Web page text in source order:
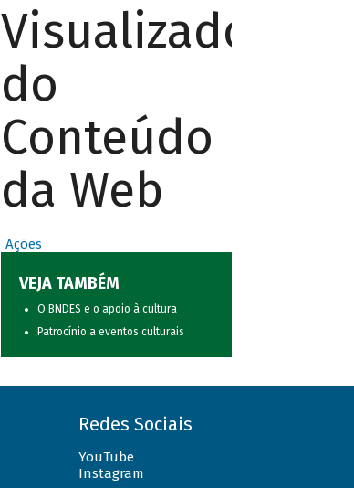
Visualizador
do
Conteúdo
da Web
Ações
VEJA TAMBÉM
O BNDES e o apoio à cultura
Patrocínio a eventos culturais
Redes Sociais
YouTube
Instagram